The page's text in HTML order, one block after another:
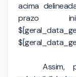
acima
prazo
Assim,